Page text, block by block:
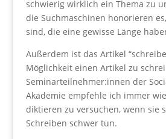
schwierig wirklich ein Thema zu
die Suchmaschinen honorieren
sind, die eine gewisse Länge
Außerdem ist das Artikel
Möglichkeit einen Artikel zu
Seminarteilnehmer:innen der
Akademie empfehle ich immer
diktieren zu versuchen, wenn sie
Schreiben schwer tun.